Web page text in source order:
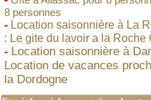
8 personnes
- Location saisonnière à La
: Le gite du lavoir a la Roche
- Location saisonnière à
Location de vacances
la Dordogne